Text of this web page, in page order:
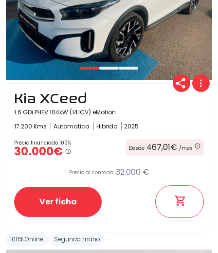
Kia XCeed
1.6 GDi PHEV 104kW (141CV) eMotion
17.200 Kms
Automatica Hibrido 2025
Precio financiado 100%
30.000€ Desde 467,01€ /mes
Precio al contado: 32.000 €
Ver ficha
100% Online Segunda mano